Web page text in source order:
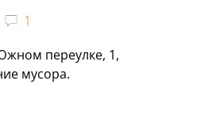
1
переулке, 1,
мусора.